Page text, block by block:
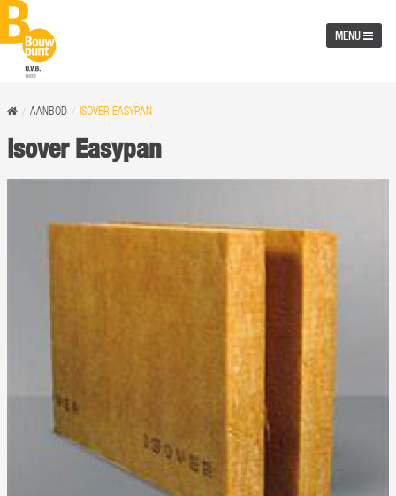
MENU
AANBOD ISOVER EASYPAN
Isover Easypan